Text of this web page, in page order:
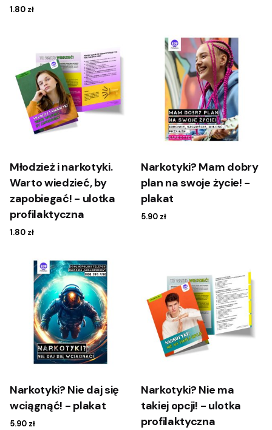
1.80 zł
Młodzież i narkotyki.
Warto wiedzieć, by
zapobiegać! - ulotka
profilaktyczna
1.80 zł
Narkotyki? Mam dobry
plan na swoje życie! -
plakat
5.90 zł
Narkotyki? Nie daj się
wciągnąć! - plakat
5.90 zł
Narkotyki? Nie ma
takiej opcji! - ulotka
profilaktyczna